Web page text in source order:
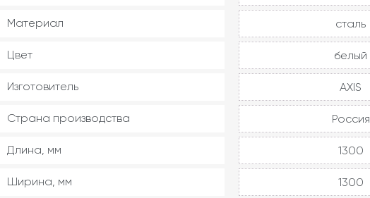
Материал сталь
Цвет белый
Изготовитель AXIS
Страна производства Россия
Длина, мм 1300
Ширина, мм 1300